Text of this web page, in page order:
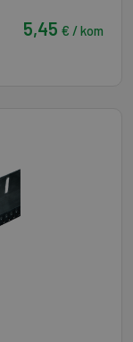
5,45 € / kom